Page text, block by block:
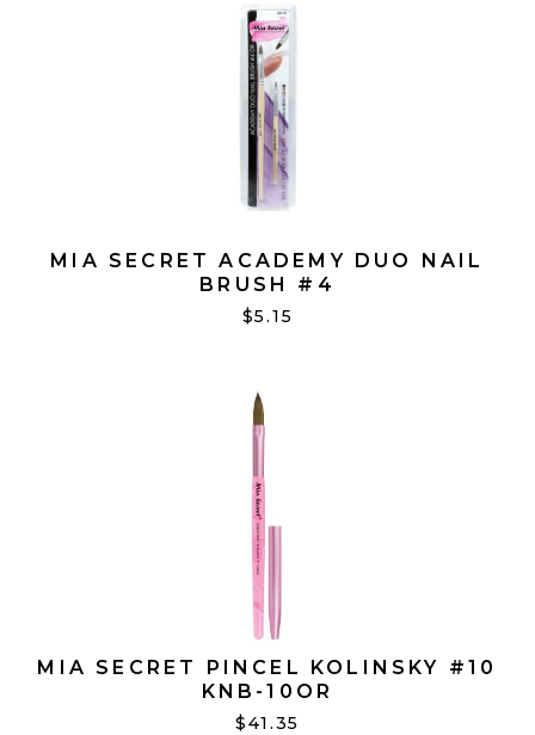
MIA SECRET ACADEMY DUO NAIL
BRUSH #4
$5.15
MIA SECRET PINCEL KOLINSKY #10
KNB-10OR
$41.35